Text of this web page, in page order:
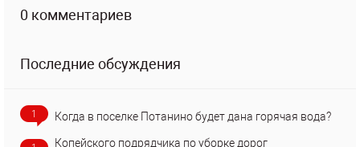
0 комментариев
Последние обсуждения
1 Когда в поселке Потанино будет дана горячая вода?
Копейского подрядчика по уборке дорог